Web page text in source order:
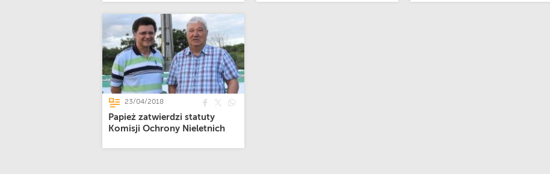
23/04/2018
Papież zatwierdzi statuty
Komisji Ochrony Nieletnich